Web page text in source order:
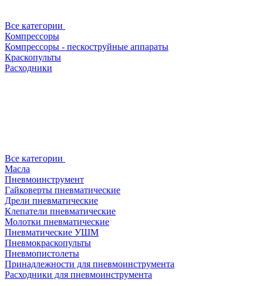
Все категории
Компрессоры
Компрессоры - пескоструйные аппараты
Краскопульты
Расходники
Все категории
Масла
Пневмоинструмент
Гайковерты пневматические
Дрели пневматические
Клепатели пневматические
Молотки пневматические
Пневматические УШМ
Пневмокраскопульты
Пневмопистолеты
Принадлежности для пневмоинструмента
Расходники для пневмоинструмента